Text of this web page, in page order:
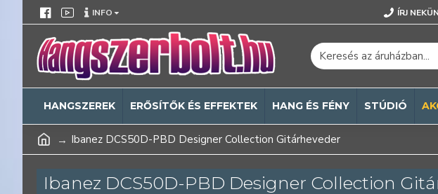
INFO ÍRJ
HANGSZEREK ERŐSÍTŐK ÉS EFFEKTEK HANG ÉS FÉNY STÚDIÓ
Ibanez DCS50D-PBD Designer Collection Gitárheveder
Ibanez DCS50D-PBD Designer Collection